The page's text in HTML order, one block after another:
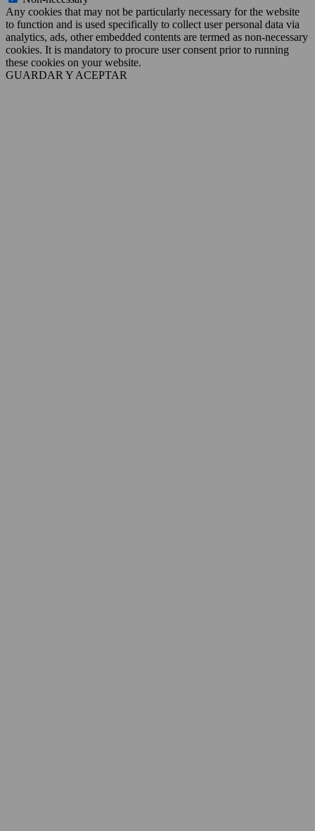
Any cookies that may not be particularly necessary for the website
to function and is used specifically to collect user personal data via
analytics, ads, other embedded contents are termed as non-necessary
cookies. It is mandatory to procure user consent prior to running
these cookies on your website.
GUARDAR Y ACEPTAR